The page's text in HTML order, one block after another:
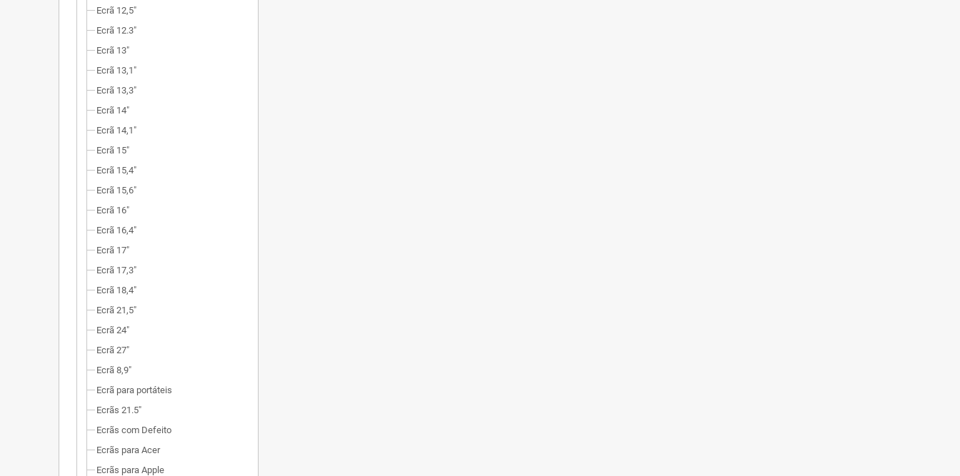
Ecrã 12,5"
Ecrã 12.3"
Ecrã 13"
Ecrã 13,1"
Ecrã 13,3"
Ecrã 14"
Ecrã 14,1"
Ecrã 15"
Ecrã 15,4"
Ecrã 15,6"
Ecrã 16"
Ecrã 16,4"
Ecrã 17"
Ecrã 17,3"
Ecrã 18,4"
Ecrã 21,5"
Ecrã 24"
Ecrã 27"
Ecrã 8,9"
Ecrã para portáteis
Ecrãs 21.5"
Ecrãs com Defeito
Ecrãs para Acer
Ecrãs para Apple